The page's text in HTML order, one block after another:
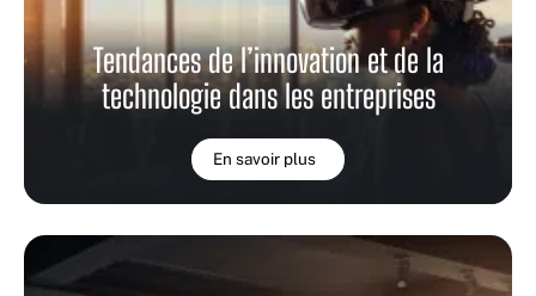
Tendances de l’innovation et de la
technologie dans les entreprises
En savoir plus